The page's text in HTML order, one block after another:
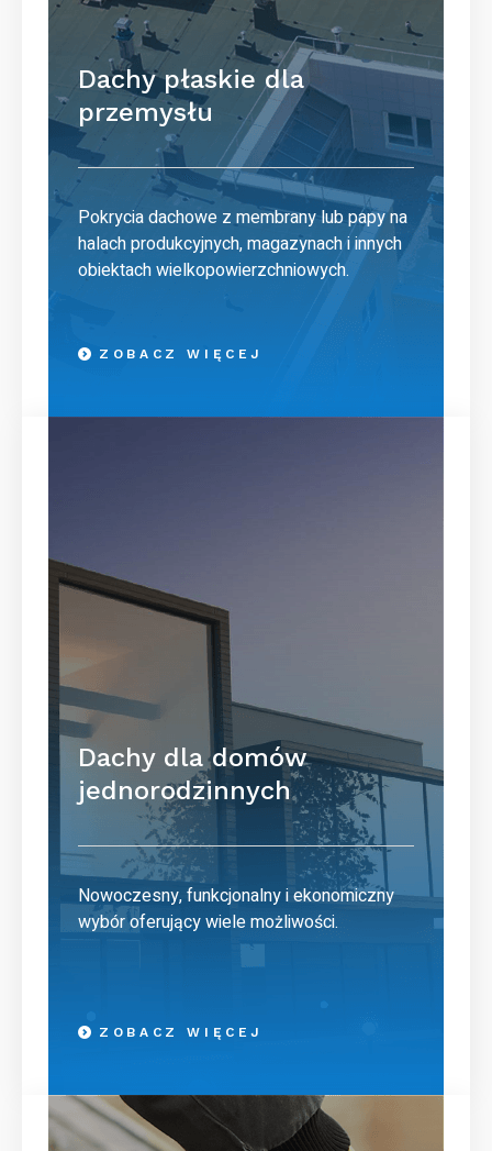
Dachy płaskie dla
przemysłu
Pokrycia dachowe z membrany lub papy na
halach produkcyjnych, magazynach i innych
obiektach wielkopowierzchniowych.
ZOBACZ WIĘCEJ
Dachy dla domów
jednorodzinnych
Nowoczesny, funkcjonalny i ekonomiczny
wybór oferujący wiele możliwości.
ZOBACZ WIĘCEJ